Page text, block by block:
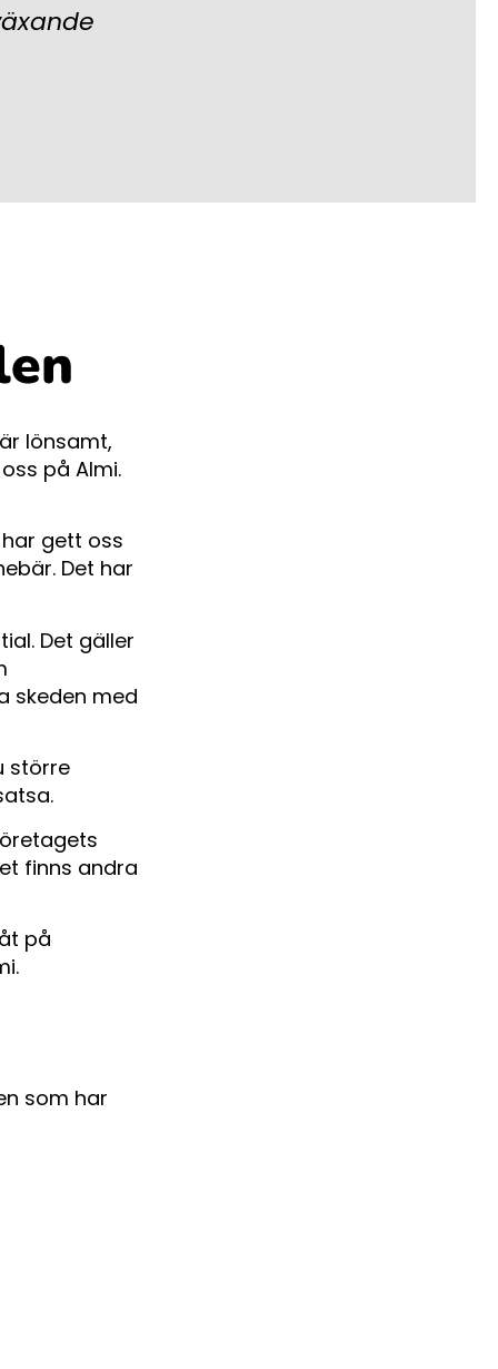
lönsamt,
på Almi.
gett oss
Det har
Det gäller
skeden med
större
finns andra
på
som har